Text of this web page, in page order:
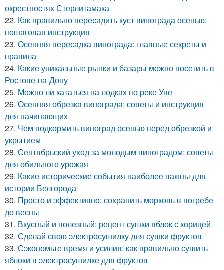
окрестностях Стерлитамака
22. Как правильно пересадить куст винограда осенью:
пошаговая инструкция
23. Осенняя пересадка винограда: главные секреты и
правила
24. Какие уникальные рынки и базары можно посетить в
Ростове-на-Дону
25. Можно ли кататься на лодках по реке Упе
26. Осенняя обрезка винограда: советы и инструкция
для начинающих
27. Чем подкормить виноград осенью перед обрезкой и
укрытием
28. Сентябрьский уход за молодым виноградом: советы
для обильного урожая
29. Какие исторические события наиболее важны для
истории Белгорода
30. Просто и эффективно: сохранить морковь в погребе
до весны
31. Вкусный и полезный: рецепт сушки яблок с корицей
32. Сделай свою электросушилку для сушки фруктов
33. Сэкономьте время и усилия: как правильно сушить
яблоки в электросушилке для фруктов